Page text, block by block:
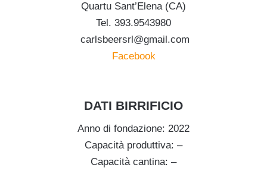
Quartu Sant’Elena (CA)
Tel. 393.9543980
carlsbeersrl@gmail.com
Facebook
DATI BIRRIFICIO
Anno di fondazione: 2022
Capacità produttiva: –
Capacità cantina: –